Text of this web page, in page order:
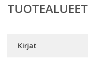
TUOTEALUEET
Kirjat